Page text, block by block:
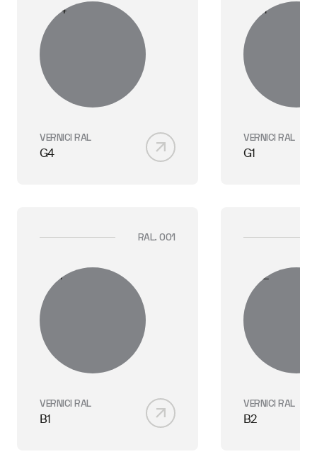
VERNICI RAL
G4
VERNICI RAL
G1
RAL. 001
VERNICI RAL
B1
VERNICI RAL
B2